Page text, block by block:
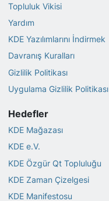
Topluluk Vikisi
Yardım
KDE Yazılımlarını İndirmek
Davranış Kuralları
Gizlilik Politikası
Uygulama Gizlilik Politikası
Hedefler
KDE Mağazası
KDE e.V.
KDE Özgür Qt Topluluğu
KDE Zaman Çizelgesi
KDE Manifestosu